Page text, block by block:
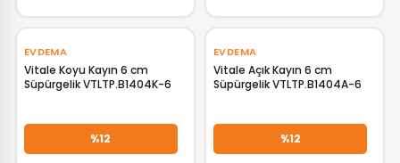
EVDEMA
Vitale Koyu Kayın 6 cm
Süpürgelik VTLTP.B1404K-6
%12
EVDEMA
Vitale Açık Kayın 6 cm
Süpürgelik VTLTP.B1404A-6
%12